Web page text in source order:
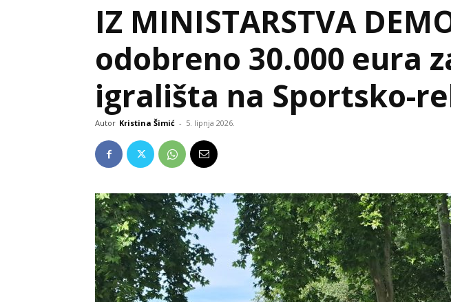
IZ MINISTARSTVA
odobreno 30.000 eura
igrališta na Sportsko-
Autor Kristina Šimić - 5. lipnja 2026.